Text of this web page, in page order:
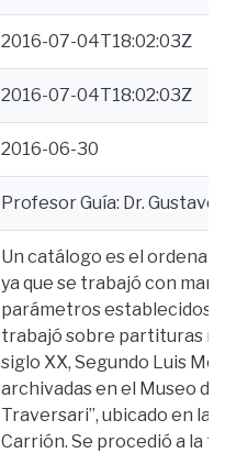
2016-07-04T18:02:03Z
2016-07-04T18:02:03Z
2016-06-30
Profesor Guía: Dr.
Un catálogo es el
ya que se trabajó con
parámetros establecidos
trabajó sobre partituras
siglo XX, Segundo Luis
archivadas en el Museo
Traversari”, ubicado en la
Carrión. Se procedió a la